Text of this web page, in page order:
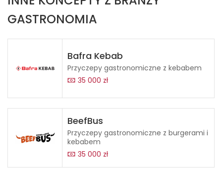
GASTRONOMIA
Bafra Kebab
Przyczepy gastronomiczne z kebabem
35 000 zł
BeefBus
Przyczepy gastronomiczne z burgerami i
kebabem
35 000 zł